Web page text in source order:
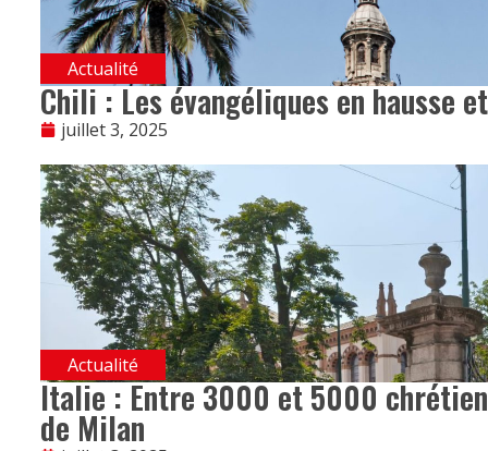
Actualité
Chili : Les évangéliques en hausse
juillet 3, 2025
Actualité
Italie : Entre 3000 et 5000
de Milan